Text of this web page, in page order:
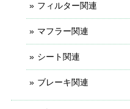
フィルター関連
マフラー関連
シート関連
ブレーキ関連